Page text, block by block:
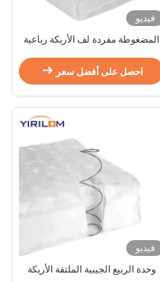
فيديو
المضغوطة مفردة لف الأريكة رباعية
احصل على أفضل سعر
فيديو
وحدة الربيع الجيبية الملتفة الأريكة